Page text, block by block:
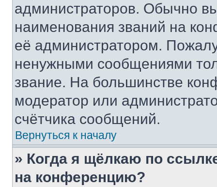
администраторов. Обычно
наименования званий на
её администратором.
ненужными сообщениями
звание. На большинстве
модератор или
счётчика сообщений.
Вернуться к началу
» Когда я щёлкаю по
на конференцию?